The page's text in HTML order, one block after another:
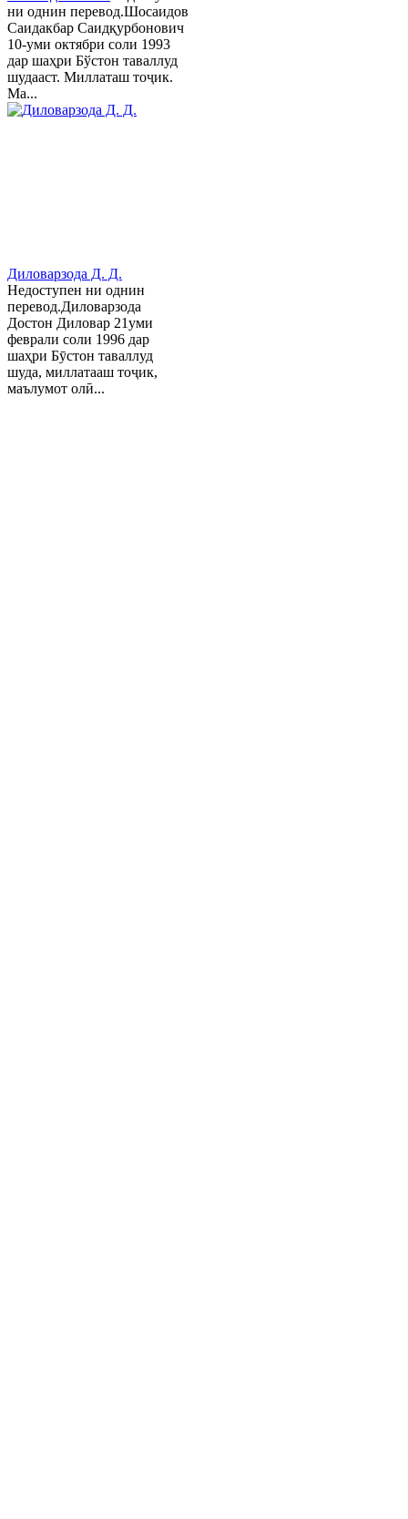
ни однин перевод.Шосаидов
Саидакбар Саидқурбонович
10-уми октябри соли 1993
дар шаҳри Бўстон таваллуд
шудааст. Миллаташ тоҷик.
Ма...
Диловарзода Д. Д.
Недоступен ни однин
перевод.Диловарзода
Достон Диловар 21уми
феврали соли 1996 дар
шаҳри Бӯстон таваллуд
шуда, миллатааш тоҷик,
маълумот олӣ...